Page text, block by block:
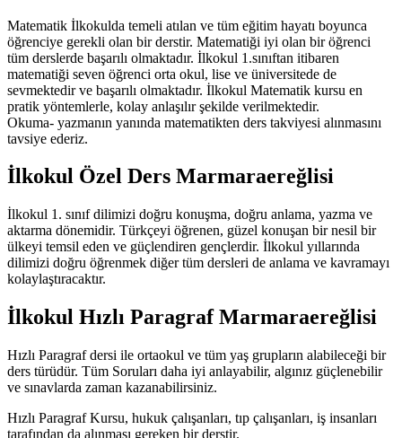
Matematik İlkokulda temeli atılan ve tüm eğitim hayatı boyunca
öğrenciye gerekli olan bir derstir. Matematiği iyi olan bir öğrenci
tüm derslerde başarılı olmaktadır. İlkokul 1.sınıftan itibaren
matematiği seven öğrenci orta okul, lise ve üniversitede de
sevmektedir ve başarılı olmaktadır. İlkokul Matematik kursu en
pratik yöntemlerle, kolay anlaşılır şekilde verilmektedir.
Okuma- yazmanın yanında matematikten ders takviyesi alınmasını
tavsiye ederiz.
İlkokul Özel Ders Marmaraereğlisi
İlkokul 1. sınıf dilimizi doğru konuşma, doğru anlama, yazma ve
aktarma dönemidir. Türkçeyi öğrenen, güzel konuşan bir nesil bir
ülkeyi temsil eden ve güçlendiren gençlerdir. İlkokul yıllarında
dilimizi doğru öğrenmek diğer tüm dersleri de anlama ve kavramayı
kolaylaştıracaktır.
İlkokul Hızlı Paragraf Marmaraereğlisi
Hızlı Paragraf dersi ile ortaokul ve tüm yaş grupların alabileceği bir
ders türüdür. Tüm Soruları daha iyi anlayabilir, algınız güçlenebilir
ve sınavlarda zaman kazanabilirsiniz.
Hızlı Paragraf Kursu, hukuk çalışanları, tıp çalışanları, iş insanları
tarafından da alınması gereken bir derstir.